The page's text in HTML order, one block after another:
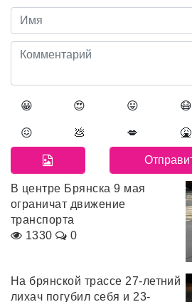
😀 😍 😛 😷
😖 💩 💋 🤮
В центре Брянска 9 мая
ограничат движение
транспорта
1330
0
На брянской трассе 27-летний
лихач погубил себя и 23-